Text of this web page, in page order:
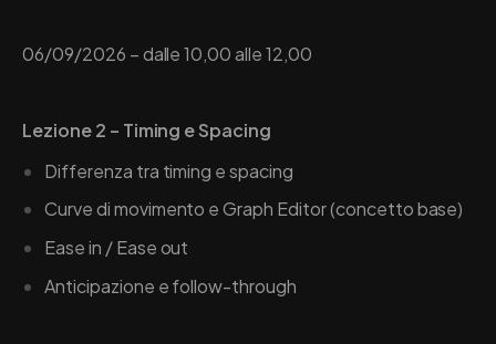
06/09/2026 – dalle 10,00 alle 12,00
Lezione 2 – Timing e Spacing
Differenza tra timing e spacing
Curve di movimento e Graph Editor (concetto base)
Ease in / Ease out
Anticipazione e follow-through